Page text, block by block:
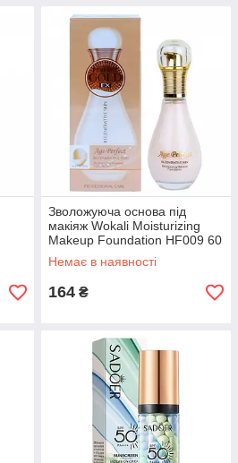
Зволожуюча основа під
макіяж Wokali Moisturizing
Makeup Foundation HF009 60
мл
Немає в наявності
164 ₴